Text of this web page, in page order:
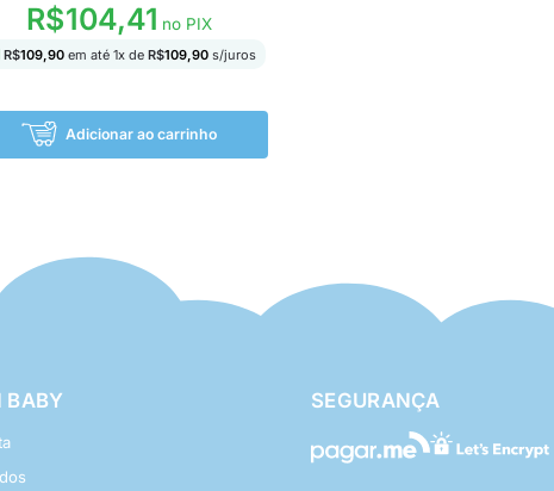
R$104,41 no PIX
R$109,90 em até 1x de R$109,90s/juros
Adicionar ao carrinho
BABY SEGURANÇA